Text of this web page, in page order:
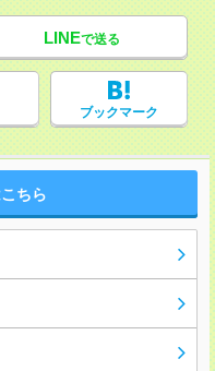
LINEで送る
ブックマーク
ちら